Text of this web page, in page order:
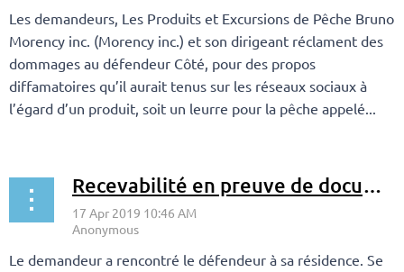
Les demandeurs, Les Produits et Excursions de Pêche Bruno
Morency inc. (Morency inc.) et son dirigeant réclament des
dommages au défendeur Côté, pour des propos
diffamatoires qu’il aurait tenus sur les réseaux sociaux à
l’égard d’un produit, soit un leurre pour la pêche appelé...
Recevabilité en preuve de documents technologiques audio
Le demandeur a rencontré le défendeur à sa résidence. Se